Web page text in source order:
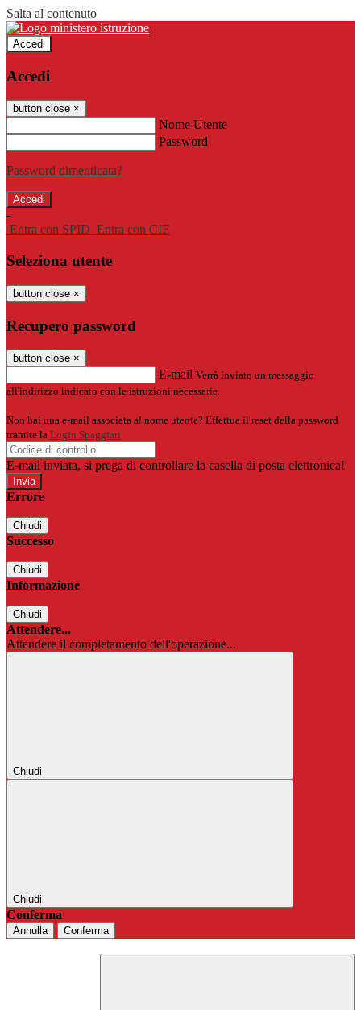
Salta al contenuto
Accedi
Accedi
button close ×
Nome Utente
Password
Password dimenticata?
-
Entra con SPID Entra con CIE
Seleziona utente
button close ×
Recupero password
button close ×
E-mail Verrà inviato un messaggio
all'indirizzo indicato con le istruzioni necessarie.
Non hai una e-mail associata al nome utente? Effettua il reset della password
tramite la Login Spaggiari
E-mail inviata, si prega di controllare la casella di posta elettronica!
Errore
Chiudi
Successo
Chiudi
Informazione
Chiudi
Attendere...
Attendere il completamento dell'operazione...
Chiudi
Chiudi
Conferma
Annulla Conferma